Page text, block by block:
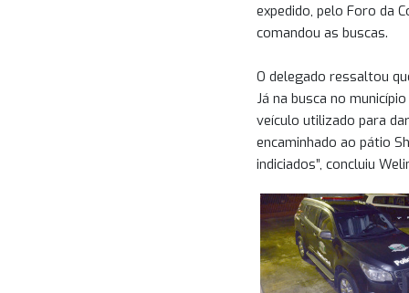
expedido, pelo Foro da
comandou as buscas.
O delegado ressaltou
Já na busca no
veículo utilizado para
encaminhado ao pátio
indiciados”, concluiu